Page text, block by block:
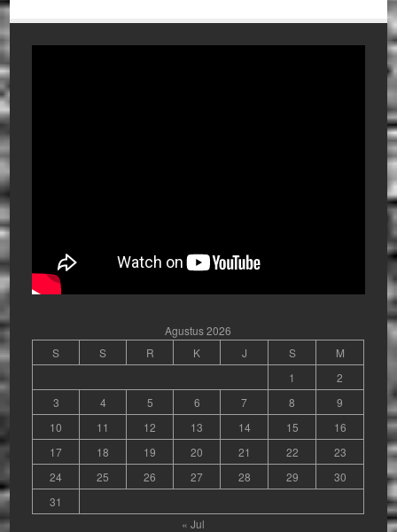
Agustus 2026
S
S R K J S
M
1
2
3
4 5 6 7 8
9
10
11 12 13 14 15
16
17
18 19 20 21 22
23
24
25 26 27 28 29
30
31
« Jul